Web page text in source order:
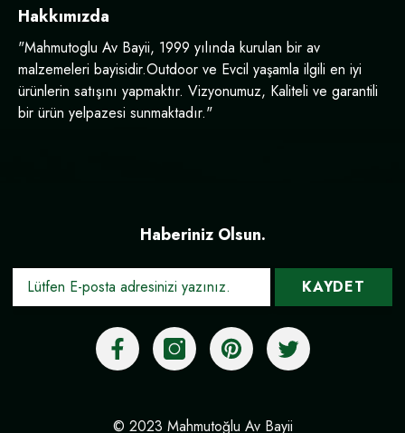
Hakkımızda
"Mahmutoglu Av Bayii, 1999 yılında kurulan bir av
malzemeleri bayisidir.Outdoor ve Evcil yaşamla ilgili en iyi
ürünlerin satışını yapmaktır. Vizyonumuz, Kaliteli ve garantili
bir ürün yelpazesi sunmaktadır."
Haberiniz Olsun.
KAYDET
© 2023 Mahmutoğlu Av Bayii